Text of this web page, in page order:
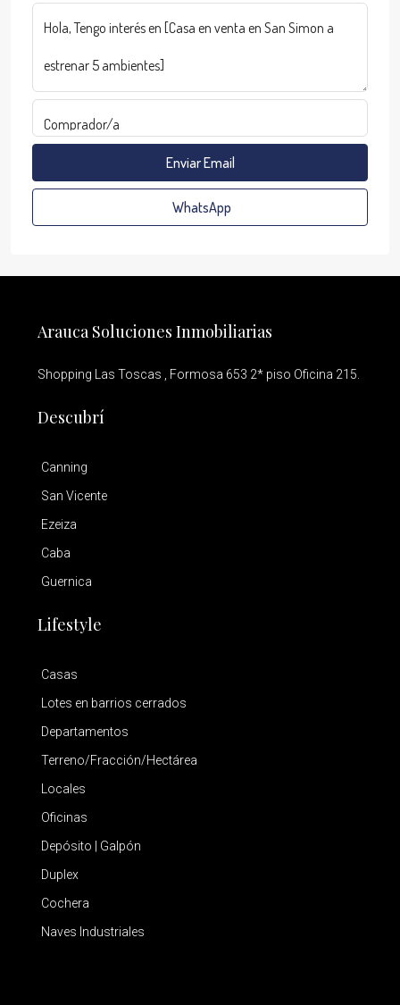
Enviar Email
WhatsApp
Arauca Soluciones Inmobiliarias
Shopping Las Toscas , Formosa 653 2* piso Oficina 215.
Descubrí
Canning
San Vicente
Ezeiza
Caba
Guernica
Lifestyle
Casas
Lotes en barrios cerrados
Departamentos
Terreno/Fracción/Hectárea
Locales
Oficinas
Depósito | Galpón
Duplex
Cochera
Naves Industriales